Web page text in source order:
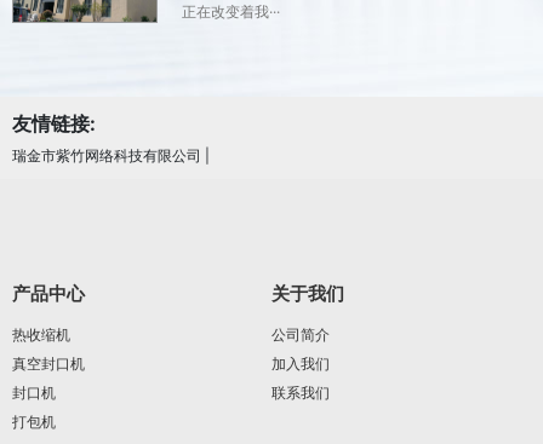
正在改变着我···
友情链接:
瑞金市紫竹网络科技有限公司
产品中心
热收缩机
真空封口机
封口机
打包机
关于我们
公司简介
加入我们
联系我们